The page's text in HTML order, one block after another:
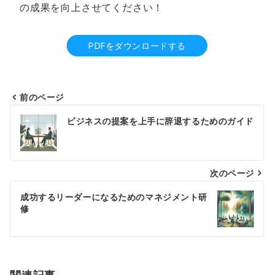
の成果を向上させてください！
PDFをダウンロードする
投
稿
ナ
ビ
ゲ
ー
シ
前のページ
ビジネスの提案を上手に辞退するためのガイド
次のページ
成功するリーダーになるためのマネジメント研
修